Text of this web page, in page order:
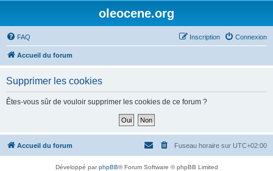
oleocene.org
FAQ Connexion
Inscription
Accueil du forum
Supprimer les cookies
Êtes-vous sûr de vouloir supprimer les cookies de ce forum ?
Accueil du forum Fuseau horaire sur UTC+02:00
Développé parphpBB® Forum Software © phpBB Limited